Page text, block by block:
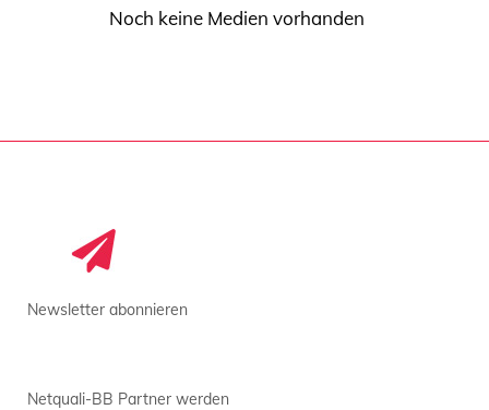
Noch keine Medien vorhanden
Newsletter abonnieren
Netquali-BB Partner werden